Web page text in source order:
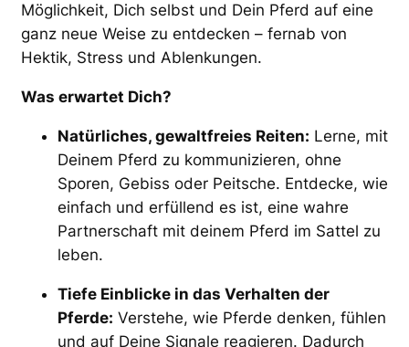
Möglichkeit, Dich selbst und Dein Pferd auf eine
ganz neue Weise zu entdecken – fernab von
Hektik, Stress und Ablenkungen.
Was erwartet Dich?
Natürliches, gewaltfreies Reiten: Lerne, mit
Deinem Pferd zu kommunizieren, ohne
Sporen, Gebiss oder Peitsche. Entdecke, wie
einfach und erfüllend es ist, eine wahre
Partnerschaft mit deinem Pferd im Sattel zu
leben.
Tiefe Einblicke in das Verhalten der
Pferde: Verstehe, wie Pferde denken, fühlen
und auf Deine Signale reagieren. Dadurch